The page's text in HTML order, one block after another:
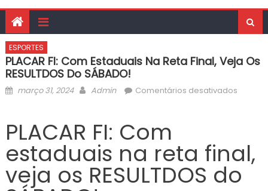
ESPORTES
PLACAR FI: Com Estaduais Na Reta Final, Veja Os
RESULTDOS Do SÁBADO!
Posted
março 31, 2024 Author
Admin Comentários desativadosem
na
reta
final,
PLACAR FI: Com
estaduais na reta final,
veja os RESULTDOS do